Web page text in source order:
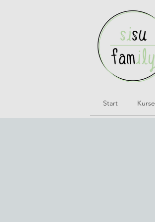
Start Kurse